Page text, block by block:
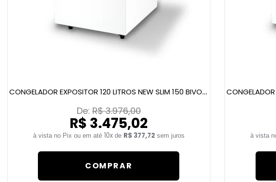
CONGELADOR EXPOSITOR 120 LITROS NEW SLIM 150 BIVOLT CINZA
De: R$ 3.976,00
R$ 3.475,02
10xde R$ 377,72sem juros
COMPRAR